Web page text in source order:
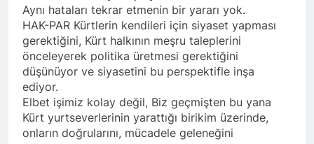
Günü’nü HAK-PAR Ankara il
örgütü Kemal Burkay’ın
verdiği konferansı ile kutladı.
Konferansı; Düzgün
KAPLAN; Kürtler
gecikmeden ulusal talepleri
etrafında birleşmeli
1 Yıl Ago
HAK-PAR Heyeti, Kürdistan
federe hükümeti Viyana
temsilciliğini ziyaret etti
1 Yıl Ago
Bölge Belediye başkanı
Saya Ahmed ile görüştü
1 Yıl Ago
21 Şubat Dünya Anadil
Aynı hataları tekrar etmenin bir yararı yok.
HAK-PAR Kürtlerin kendileri için siyaset yapması
gerektiğini, Kürt halkının meşru taleplerini
önceleyerek politika üretmesi gerektiğini
düşünüyor ve siyasetini bu perspektifle inşa
ediyor.
Elbet işimiz kolay değil, Biz geçmişten bu yana
Kürt yurtseverlerinin yarattığı birikim üzerinde,
onların doğrularını, mücadele geleneğini